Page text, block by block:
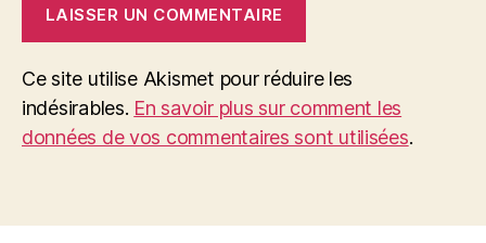
Ce site utilise Akismet pour réduire les
indésirables. En savoir plus sur comment les
données de vos commentaires sont utilisées.